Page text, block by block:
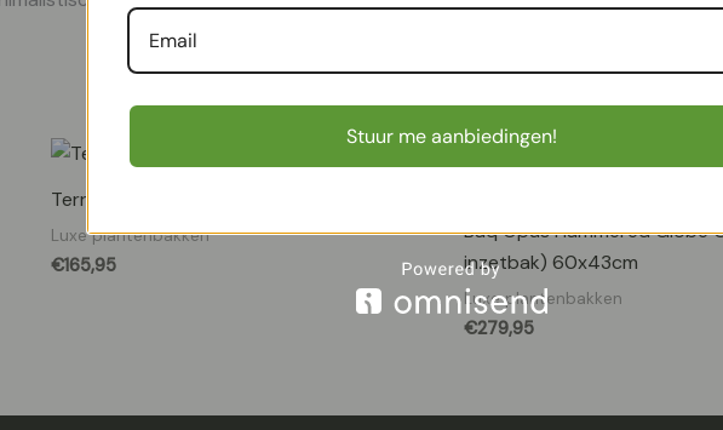
Terreno Cube 40 – Sand
Luxe plantenbakken
€165,95
Baq Opus Hammered Globe
inzetbak) 60x43cm
Luxe plantenbakken
€279,95
Stuur me aanbiedingen!